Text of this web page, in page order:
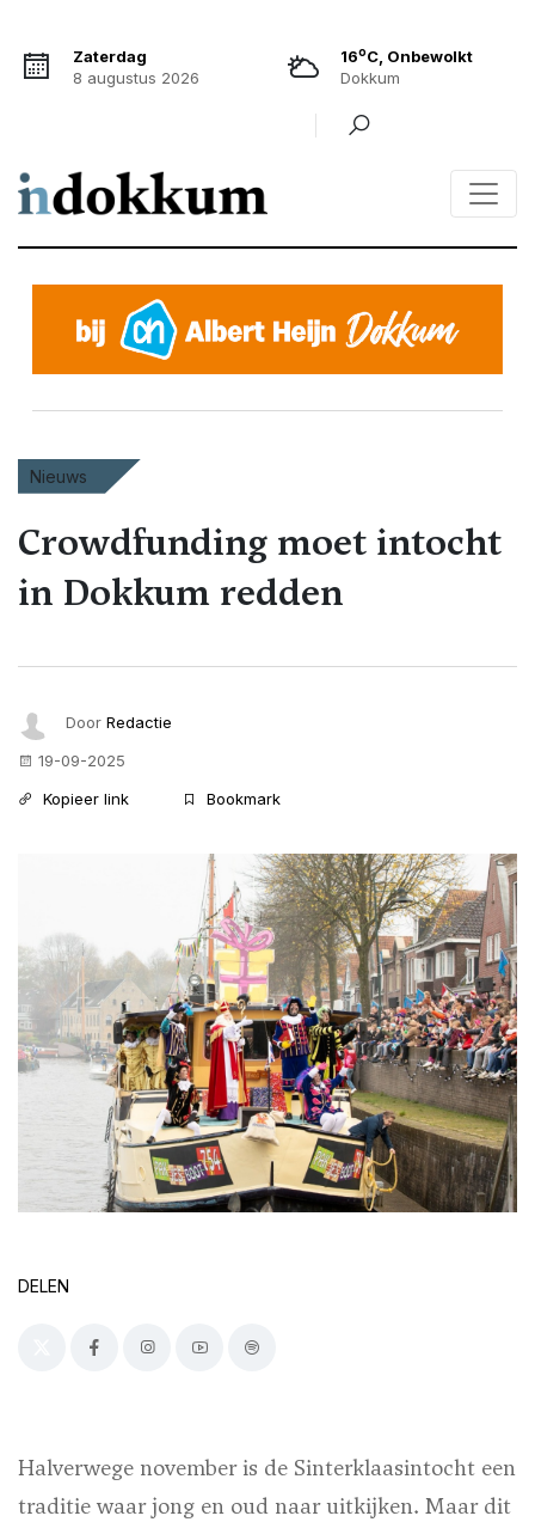
Zaterdag
8 augustus 2026
16oC, Onbewolkt
Dokkum
Nieuws
Crowdfunding moet intocht
in Dokkum redden ​​​​​​​
Door Redactie
19-09-2025
Kopieer link
Bookmark
DELEN
Halverwege november is de Sinterklaasintocht een
traditie waar jong en oud naar uitkijken. Maar dit